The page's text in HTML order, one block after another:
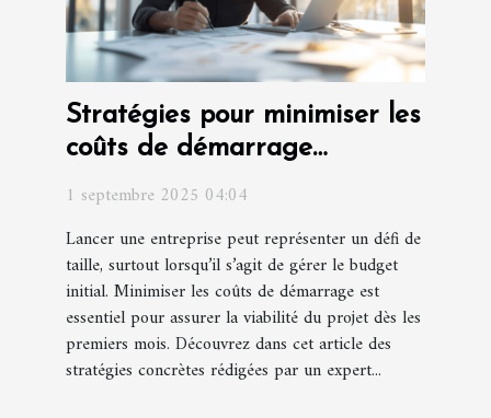
Stratégies pour minimiser les
coûts de démarrage
1 septembre 2025 04:04
Lancer une entreprise peut représenter un défi de
taille, surtout lorsqu’il s’agit de gérer le budget
initial. Minimiser les coûts de démarrage est
essentiel pour assurer la viabilité du projet dès les
premiers mois. Découvrez dans cet article des
stratégies concrètes rédigées par un expert...